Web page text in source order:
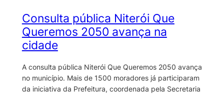
Consulta pública Niterói Que
Queremos 2050 avança na
cidade
A consulta pública Niterói Que Queremos 2050 avança
no município. Mais de 1500 moradores já participaram
da iniciativa da Prefeitura, coordenada pela Secretaria